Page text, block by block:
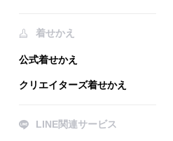
着せかえ
公式着せかえ
クリエイターズ着せかえ
LINE関連サービス